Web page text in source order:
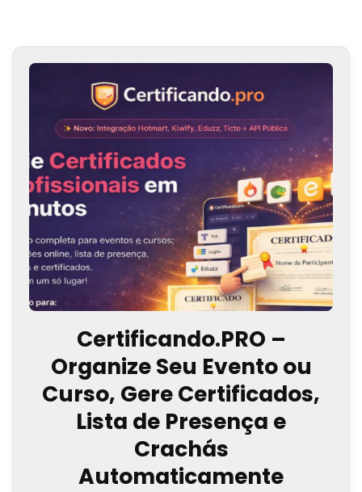
Certificando.PRO –
Organize Seu Evento ou
Curso, Gere Certificados,
Lista de Presença e
Crachás
Automaticamente